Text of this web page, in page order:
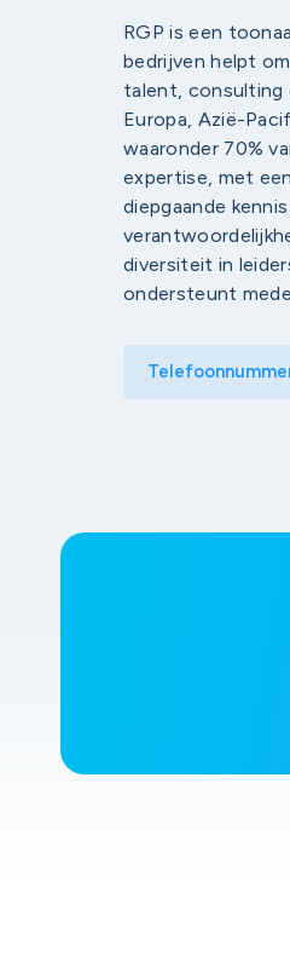
RGP is een
bedrijven helpt
talent, consulting
Europa, Azië-
waaronder 70%
expertise, met
diepgaande
diversiteit in
ondersteunt